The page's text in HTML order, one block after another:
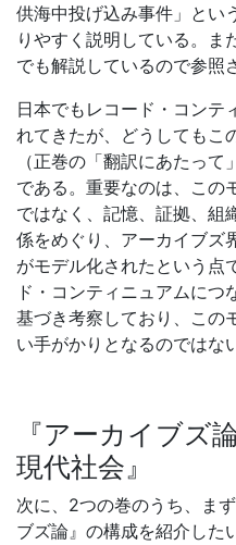
供海中投げ込み事件」とい
りやすく説明している。ま
でも解説しているので参照
日本でもレコード・コンテ
れてきたが、どうしてもこ
（正巻の「翻訳にあたっ
である。重要なのは、この
ではなく、記憶、証拠、組
係をめぐり、アーカイブズ
がモデル化されたという点
ド・コンティニュアムにつ
基づき考察しており、この
い手がかりとなるのではな
『アーカイブズ
現代社会』
次に、2つの巻のうち、ま
ブズ論』の構成を紹介した